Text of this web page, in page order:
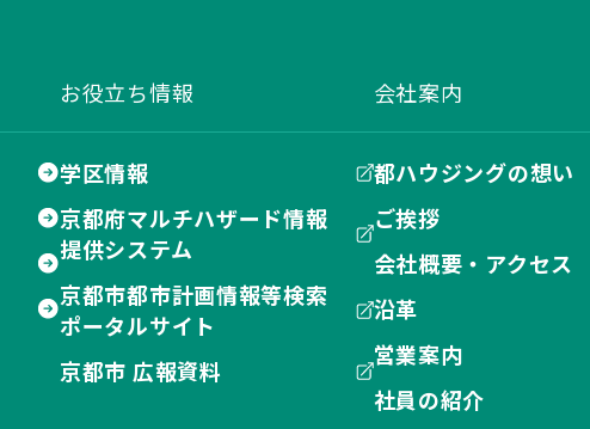
お役立ち情報
学区情報
京都府マルチハザード情報
提供システム
京都市都市計画情報等検索
ポータルサイト
京都市 広報資料
会社案内
都ハウジングの想い
ご挨拶
会社概要・アクセス
沿革
営業案内
社員の紹介